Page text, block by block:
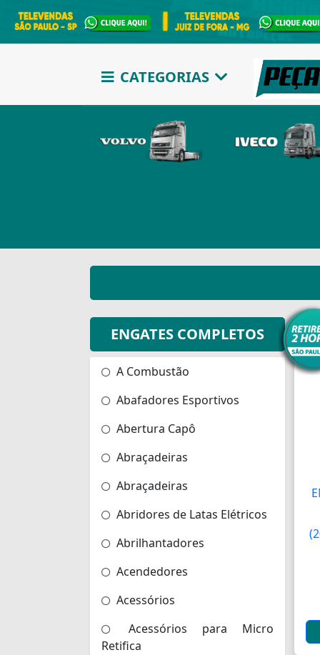
CATEGORIAS
ENGATES COMPLETOS
A Combustão
Abafadores Esportivos
Abertura Capô
Abraçadeiras
Abraçadeiras
Abridores de Latas Elétricos
Abrilhantadores
Acendedores
Acessórios
Acessórios para Micro
Retifica